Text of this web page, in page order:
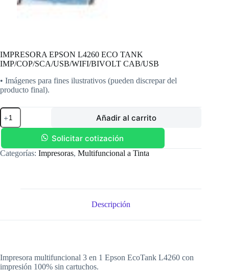
IMPRESORA EPSON L4260 ECO TANK
IMP/COP/SCA/USB/WIFI/BIVOLT CAB/USB
• Imágenes para fines ilustrativos (pueden discrepar del
producto final).
IMPRESORA
EPSON
L4260
TANK
IMP/COP/SCA/USB/WIFI/BIVOLT
Añadir al carrito
Solicitar cotización
Categorías: Impresoras, Multifuncional a Tinta
Descripción
Impresora multifuncional 3 en 1 Epson EcoTank L4260 con
impresión 100% sin cartuchos.